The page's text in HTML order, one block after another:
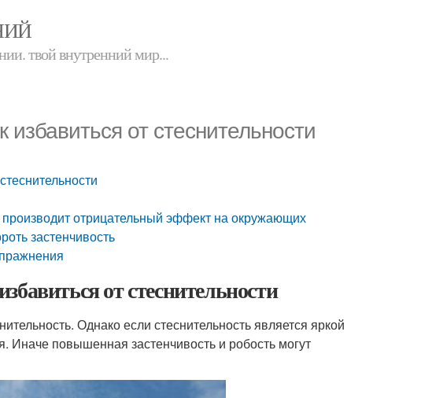
твой внутренний мир...
избавиться от стеснительности
производит отрицательный эффект на окружающих
застенчивость
от стеснительности
Однако если стеснительность является яркой
Иначе повышенная застенчивость и робость могут